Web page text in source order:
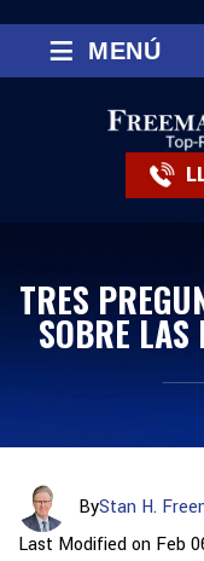
≡ MENÚ
TRES
SOBRE LAS
ByStan H.
Last Modified on Feb